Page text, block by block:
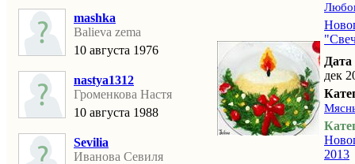
mashka
Balieva zema
10 августа 1976
nastya1312
Громенкова Настя
10 августа 1988
Sevilia
Иванова Севиля
дек
2013